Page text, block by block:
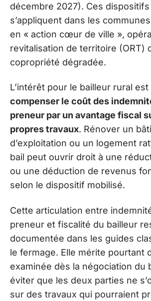
décembre 2027). Ces dispositifs
s’appliquent dans les
en « action cœur de ville »,
revitalisation de territoire (ORT)
copropriété dégradée.
L’intérêt pour le bailleur rural est
compenser le coût des
preneur par un avantage fiscal
propres travaux. Rénover un
d’exploitation ou un logement
bail peut ouvrir droit à une
ou une déduction de revenus
selon le dispositif mobilisé.
Cette articulation entre
preneur et fiscalité du bailleur
documentée dans les guides
le fermage. Elle mérite pourtant
examinée dès la négociation du
éviter que les deux parties ne
sur des travaux qui pourraient